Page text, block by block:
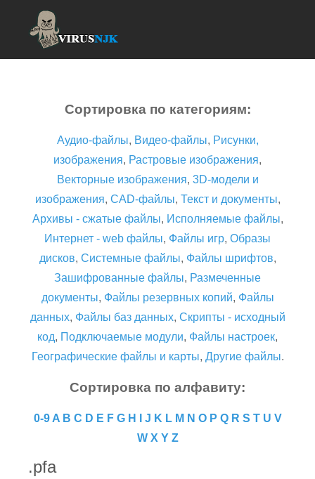
Сортировка по категориям:
Аудио-файлы, Видео-файлы, Рисунки,
изображения, Растровые изображения,
Векторные изображения, 3D-модели и
изображения, CAD-файлы, Текст и документы,
Архивы - сжатые файлы, Исполняемые файлы,
Интернет - web файлы, Файлы игр, Образы
дисков, Системные файлы, Файлы шрифтов,
Зашифрованные файлы, Размеченные
документы, Файлы резервных копий, Файлы
данных, Файлы баз данных, Скрипты - исходный
код, Подключаемые модули, Файлы настроек,
Географические файлы и карты, Другие файлы.
Сортировка по алфавиту:
0-9 A B C D E F G H J K L M N O P Q R S T U V
W X Y Z
.pfa